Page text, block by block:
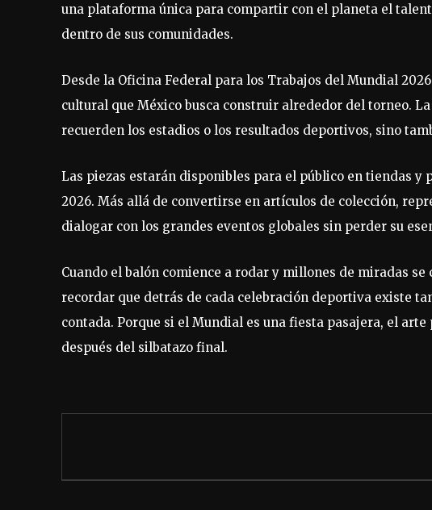
una plataforma única para compartir con el planeta el
dentro de sus comunidades.
Desde la Oficina Federal para los Trabajos del Mundial
cultural que México busca construir alrededor del torneo.
recuerden los estadios o los resultados deportivos, sino
Las piezas estarán disponibles para el público en tiendas y
2026. Más allá de convertirse en artículos de colección,
dialogar con los grandes eventos globales sin perder su
Cuando el balón comience a rodar y millones de miradas
recordar que detrás de cada celebración deportiva existe
contada. Porque si el Mundial es una fiesta pasajera, el
después del silbatazo final.